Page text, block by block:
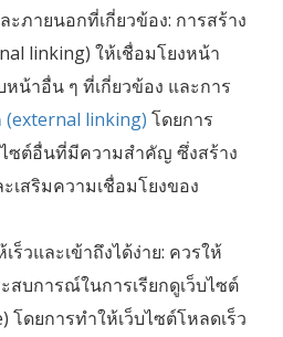
ะภายนอกที่เกี่ยวข้อง: การสร้าง
linking) ให้เชื่อมโยงหน้า
น้าอื่น ๆ ที่เกี่ยวข้อง และการ
(external linking) โดยการ
ไซต์อื่นที่มีความสำคัญ ซึ่งสร้าง
เสริมความเชื่อมโยงของ
ร็วและเข้าถึงได้ง่าย: ควรให้
บการณ์ในการเรียกดูเว็บไซต์
โดยการทำให้เว็บไซต์โหลดเร็ว